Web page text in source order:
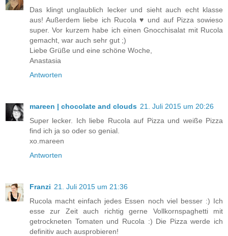
Das klingt unglaublich lecker und sieht auch echt klasse
aus! Außerdem liebe ich Rucola ♥ und auf Pizza sowieso
super. Vor kurzem habe ich einen Gnocchisalat mit Rucola
gemacht, war auch sehr gut ;)
Liebe Grüße und eine schöne Woche,
Anastasia
Antworten
mareen | chocolate and clouds 21. Juli 2015 um 20:26
Super lecker. Ich liebe Rucola auf Pizza und weiße Pizza
find ich ja so oder so genial.
xo.mareen
Antworten
Franzi 21. Juli 2015 um 21:36
Rucola macht einfach jedes Essen noch viel besser :) Ich
esse zur Zeit auch richtig gerne Vollkornspaghetti mit
getrockneten Tomaten und Rucola :) Die Pizza werde ich
definitiv auch ausprobieren!